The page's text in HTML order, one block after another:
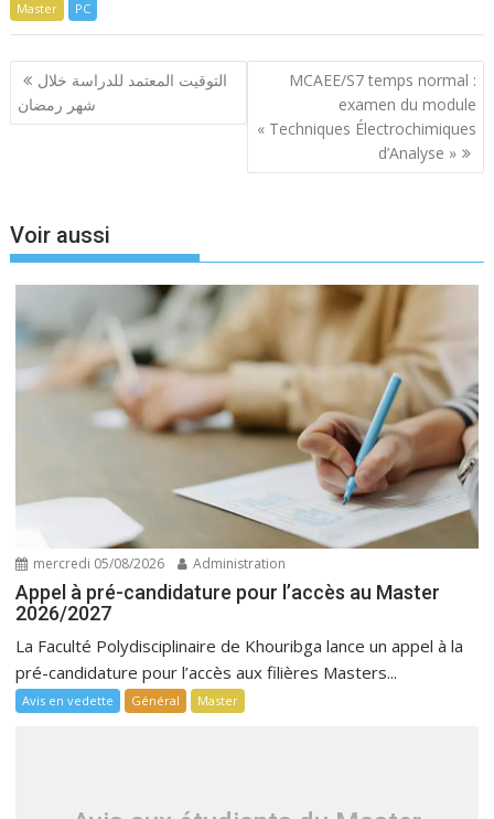
Master PC
Navigation
de
l’article
التوقيت المعتمد للدراسة خلال
شهر رمضان
MCAEE/S7 temps normal :
examen du module
« Techniques Électrochimiques
d’Analyse »
Voir aussi
mercredi 05/08/2026 Administration
Appel à pré-candidature pour l’accès au Master
2026/2027
La Faculté Polydisciplinaire de Khouribga lance un appel à la
pré-candidature pour l’accès aux filières Masters...
Avis en vedette Général Master